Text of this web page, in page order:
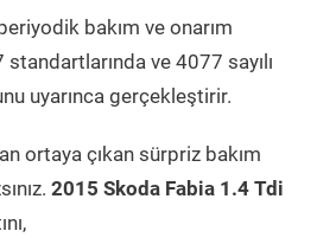
bakım ve onarım
ve 4077 sayılı
uyarınca gerçekleştirir.
ortaya çıkan sürpriz bakım
2015 Skoda Fabia 1.4 Tdi